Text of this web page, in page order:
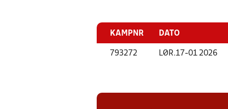
KAMPNR DATO
793272 LØR.17-01 2026